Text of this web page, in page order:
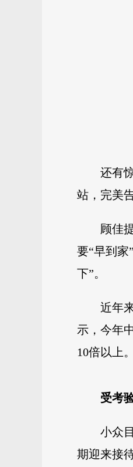
还有
站，完美
顾佳
要“早到
下”。
近年
示，今年
10倍以上
受考
小众
期迎来接